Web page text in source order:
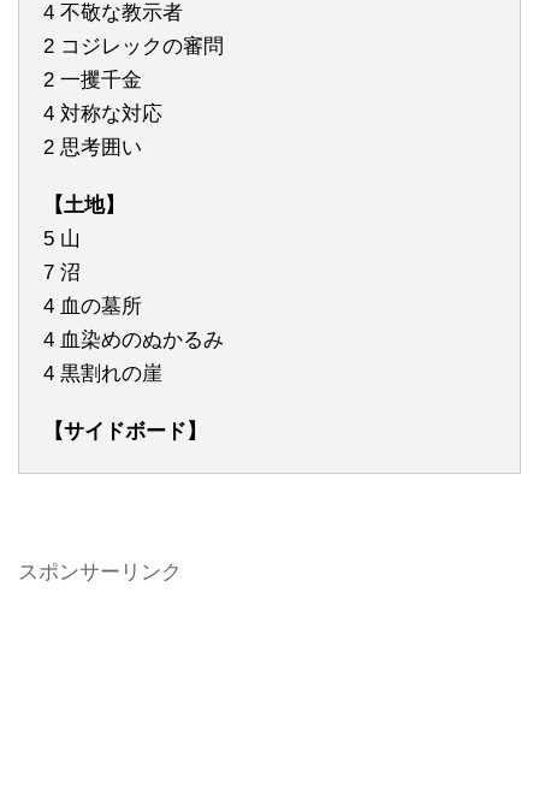
4 不敬な教示者
2 コジレックの審問
2 一攫千金
4 対称な対応
2 思考囲い
【土地】
5 山
7 沼
4 血の墓所
4 血染めのぬかるみ
4 黒割れの崖
【サイドボード】
スポンサーリンク